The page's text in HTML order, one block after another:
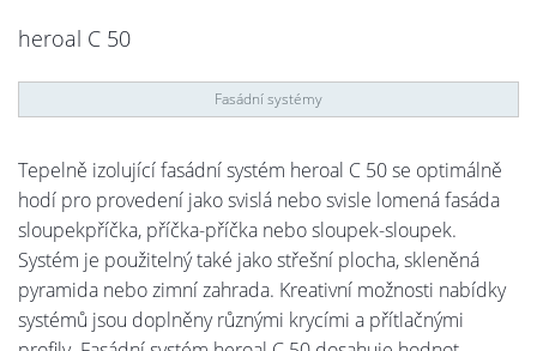
heroal C 50
Fasádní systémy
Tepelně izolující fasádní systém heroal C 50 se optimálně
hodí pro provedení jako svislá nebo svisle lomená fasáda
sloupekpříčka, příčka-příčka nebo sloupek-sloupek.
Systém je použitelný také jako střešní plocha, skleněná
pyramida nebo zimní zahrada. Kreativní možnosti nabídky
systémů jsou doplněny různými krycími a přítlačnými